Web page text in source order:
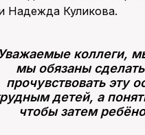
Надежда Куликова.
коллеги,
мы обязаны
прочувствовать эту
детей, а
чтобы затем